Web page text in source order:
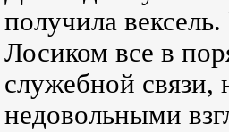
получила
Лосиком все в
служебной связи,
недовольными